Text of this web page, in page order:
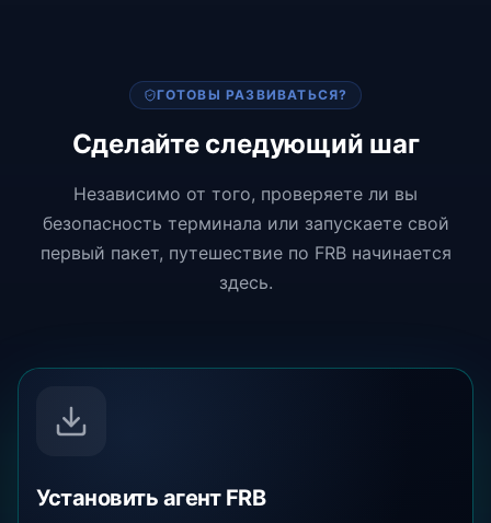
ГОТОВЫ РАЗВИВАТЬСЯ?
Сделайте следующий шаг
Независимо от того, проверяете ли вы
безопасность терминала или запускаете свой
первый пакет, путешествие по FRB начинается
здесь.
Установить агент FRB